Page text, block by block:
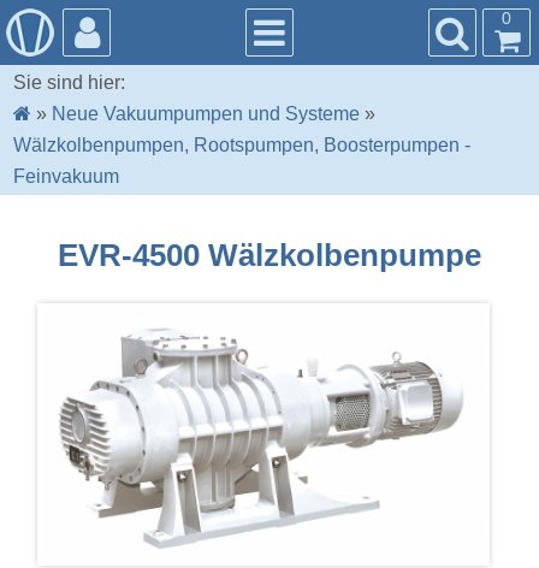
0
Sie sind hier:
» Neue Vakuumpumpen und Systeme »
Wälzkolbenpumpen, Rootspumpen, Boosterpumpen -
Feinvakuum
EVR-4500 Wälzkolbenpumpe